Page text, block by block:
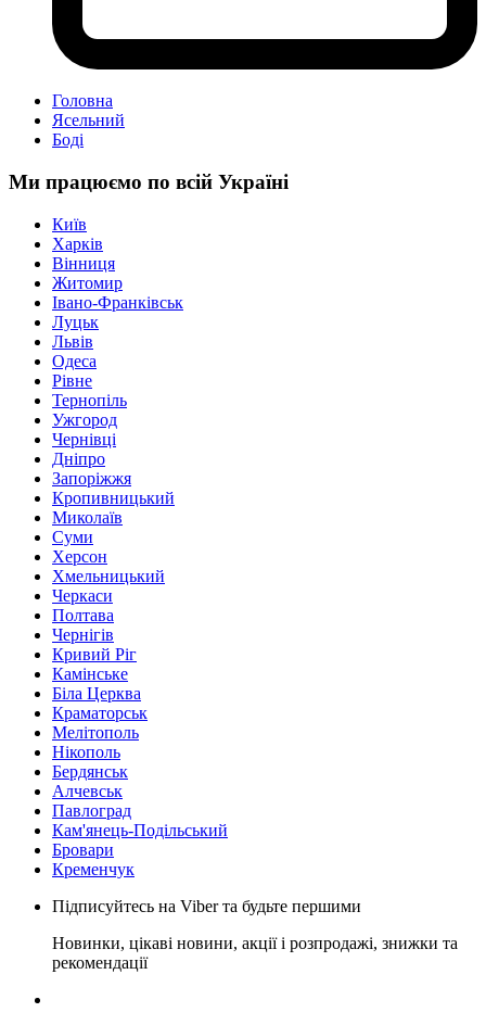
Головна
Ясельний
Боді
Ми працюємо по всій Україні
Київ
Харків
Вінниця
Житомир
Івано-Франківськ
Луцьк
Львів
Одеса
Рівне
Тернопіль
Ужгород
Чернівці
Дніпро
Запоріжжя
Кропивницький
Миколаїв
Суми
Херсон
Хмельницький
Черкаси
Полтава
Чернігів
Кривий Ріг
Камінське
Біла Церква
Краматорськ
Мелітополь
Нікополь
Бердянськ
Алчевськ
Павлоград
Кам'янець-Подільський
Бровари
Кременчук
Підписуйтесь на Viber та будьте першими
Новинки, цікаві новини, акції і розпродажі, знижки та
рекомендації